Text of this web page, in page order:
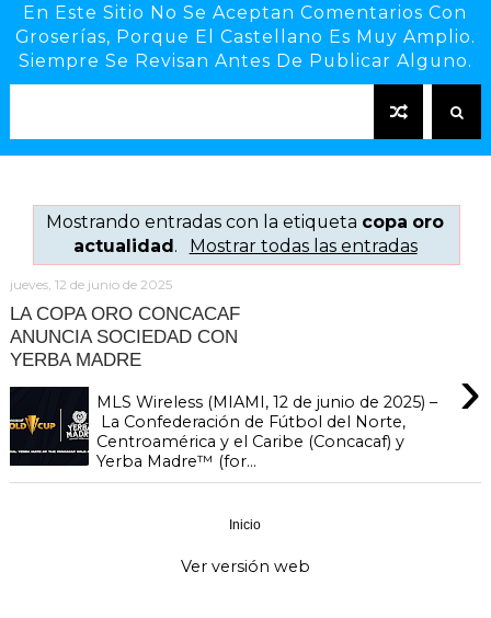
En Este Sitio No Se Aceptan Comentarios Con
Groserías, Porque El Castellano Es Muy Amplio.
Siempre Se Revisan Antes De Publicar Alguno.
Mostrando entradas con la etiqueta copa oro
actualidad. Mostrar todas las entradas
jueves, 12 de junio de 2025
LA COPA ORO CONCACAF
ANUNCIA SOCIEDAD CON
YERBA MADRE
›
MLS Wireless (MIAMI, 12 de junio de 2025) –
La Confederación de Fútbol del Norte,
Centroamérica y el Caribe (Concacaf) y
Yerba Madre™ (for...
Inicio
Ver versión web